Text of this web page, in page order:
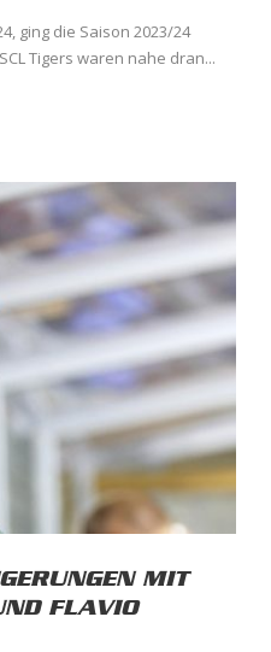
ging die Saison 2023/24
Tigers waren nahe dran...
MIT
FLAVIO